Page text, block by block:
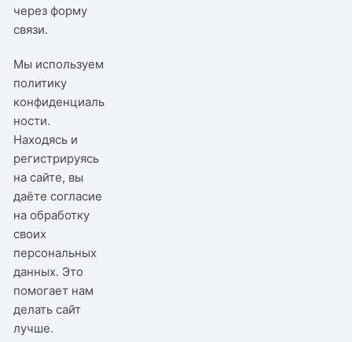
черезформу
связи.
Мы используем
политику
конфиденциаль
ности.
Находясь и
регистрируясь
на сайте, вы
даёте согласие
на обработку
своих
персональных
данных. Это
помогает нам
делать сайт
лучше.